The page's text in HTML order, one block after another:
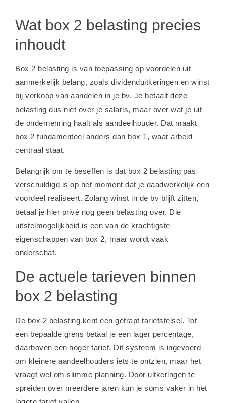
Wat box 2 belasting precies
inhoudt
Box 2 belasting is van toepassing op voordelen uit
aanmerkelijk belang, zoals dividenduitkeringen en winst
bij verkoop van aandelen in je bv. Je betaalt deze
belasting dus niet over je salaris, maar over wat je uit
de onderneming haalt als aandeelhouder. Dat maakt
box 2 fundamenteel anders dan box 1, waar arbeid
centraal staat.
Belangrijk om te beseffen is dat box 2 belasting pas
verschuldigd is op het moment dat je daadwerkelijk een
voordeel realiseert. Zolang winst in de bv blijft zitten,
betaal je hier privé nog geen belasting over. Die
uitstelmogelijkheid is een van de krachtigste
eigenschappen van box 2, maar wordt vaak
onderschat.
De actuele tarieven binnen
box 2 belasting
De box 2 belasting kent een getrapt tariefstelsel. Tot
een bepaalde grens betaal je een lager percentage,
daarboven een hoger tarief. Dit systeem is ingevoerd
om kleinere aandeelhouders iets te ontzien, maar het
vraagt wel om slimme planning. Door uitkeringen te
spreiden over meerdere jaren kun je soms vaker in het